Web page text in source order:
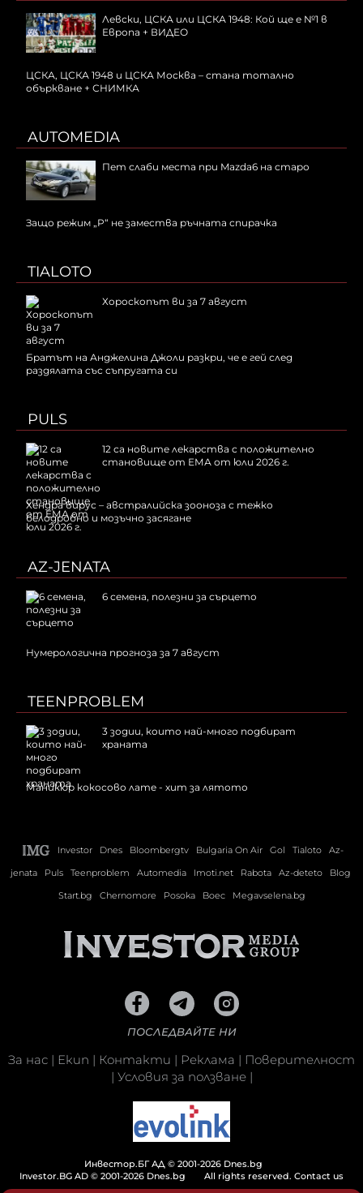
Левски, ЦСКА или ЦСКА 1948: Кой ще е №1 в
Европа + ВИДЕО
ЦСКА, ЦСКА 1948 и ЦСКА Москва – стана тотално
объркване + СНИМКА
AUTOMEDIA
Пет слаби места при Mazda6 на старо
Защо режим „P“ не замества ръчната спирачка
TIALOTO
Хороскопът ви за 7 август
Братът на Анджелина Джоли разкри, че е гей след
раздялата със съпругата си
PULS
12 са новите лекарства с положително
становище от ЕМА от юли 2026 г.
Хендра вирус – австралийска зооноза с тежко
белодробно и мозъчно засягане
AZ-JENATA
6 семена, полезни за сърцето
Нумерологична прогноза за 7 август
TEENPROBLEM
3 зодии, които най-много подбират
храната
Маникюр кокосово лате - хит за лятото
Investor Dnes Bloombergtv Bulgaria On Air Gol Tialoto
Az-
jenata
Puls Teenproblem Automedia Imoti.net Rabota Az-deteto
Blog
Start.bg
Chernomore Posoka Boec Megavselena.bg
ПОСЛЕДВАЙТЕ НИ
За нас | Екип | Контакти | Реклама | Поверителност
| Условия за ползване|
Инвестор.БГ АД © 2001-2026 Dnes.bg
Investor.BG AD © 2001-2026 Dnes.bg
All rights reserved. Contact us